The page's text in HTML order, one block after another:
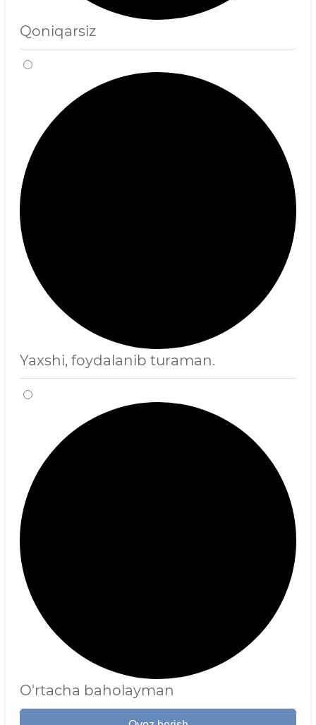
Qoniqarsiz
Yaxshi, foydalanib turaman.
O'rtacha baholayman